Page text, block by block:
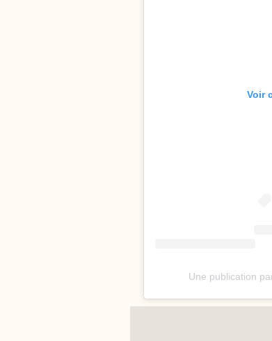
Voir
Une publication